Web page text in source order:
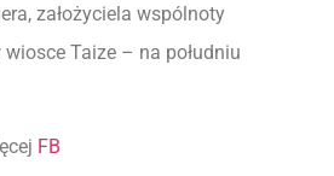
założyciela wspólnoty
Taize – na południu
FB